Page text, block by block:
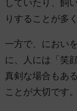
していたり、飼
りすることが多
一方で、におい
に、人には「笑
真剣な場合もあ
ことが大切です。